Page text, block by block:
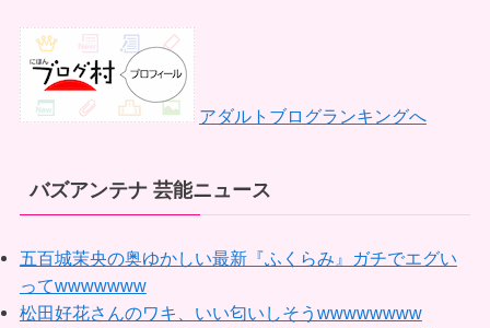
アダルトブログランキングへ
バズアンテナ 芸能ニュース
五百城茉央の奥ゆかしい最新『ふくらみ』ガチでエグい
ってwwwwwww
松田好花さんのワキ、いい匂いしそうwwwwwwww